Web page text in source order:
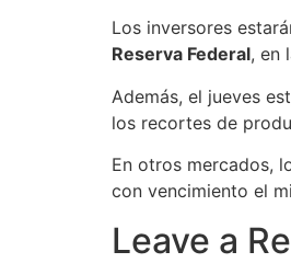
Los inversores
Reserva Federal, en
Además, el jueves
los recortes de
En otros mercados,
con vencimiento el
Leave a